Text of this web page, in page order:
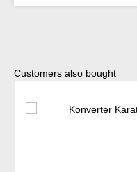
Lewati galeri produk
Customers also bought